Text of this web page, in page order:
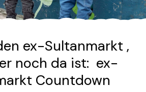
ex-Sultanmarkt ,
noch da ist: ex-
Countdown